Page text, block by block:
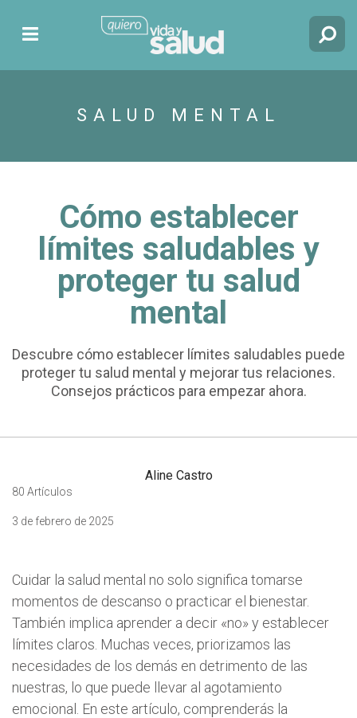
SALUD MENTAL
Cómo establecer
límites saludables y
proteger tu salud
mental
Descubre cómo establecer límites saludables puede
proteger tu salud mental y mejorar tus relaciones.
Consejos prácticos para empezar ahora.
Aline Castro
80 Artículos
3 de febrero de 2025
Cuidar la salud mental no solo significa tomarse
momentos de descanso o practicar el bienestar.
También implica aprender a decir «no» y establecer
límites claros. Muchas veces, priorizamos las
necesidades de los demás en detrimento de las
nuestras, lo que puede llevar al agotamiento
emocional. En este artículo, comprenderás la